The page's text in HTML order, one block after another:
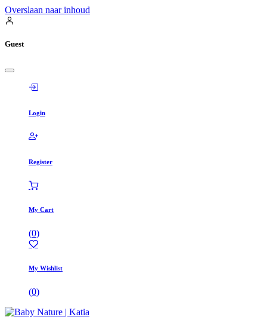
Overslaan naar inhoud
Guest
Login
Register
My Cart
(0)
My Wishlist
(0)